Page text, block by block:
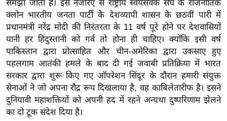
शे
ष
ज्ञ
रा
य
ब
ज
ट
समझा जाता है। इस नजरिए से राष्ट्रीय स्वयंसेवक संघ के राजनीतिक
क्लोन भारतीय जनता पार्टी के देशव्यापी शासन के छठवीं पारी में
प्रधानमंत्री नरेंद्र मोदी की निरंतरता के 11 वर्ष पूरे होने पर देशवासियों
यानी हर हिंदुस्तानी को गर्व तो होना ही चाहिए। क्योंकि इसी वर्ष
पाकिस्तान द्वारा प्रोत्साहित और चीन-अमेरिका द्वारा उकसाए हुए
पहलगाम आतंकी हमले के बाद दी गई जवाबी प्रतिक्रिया में भारत
सरकार द्वारा शुरू किए गए ऑपरेशन सिंदूर के दौरान हमारी संयुक्त
सेनाओं ने जो अपना रौद्र रूप दिखलाया है, वह काबिलेतारीफ है। इसने
दुनियावी महाशक्तियों को अपनी हद में रहने अन्यथा दुष्परिणाम झेलने
का दो टूक संदेश दिया है।